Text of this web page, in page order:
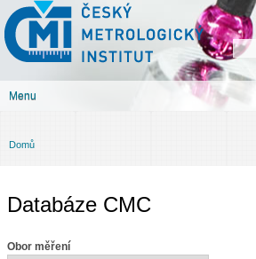
obsahu
Český
metrologický
institut
Menu
Jste zde
Domů
Databáze CMC
Obor měření